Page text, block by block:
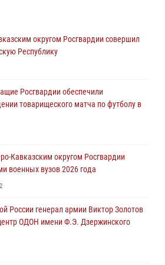
школы
в Калуге
Росгвардии продолжаются мероприятия
1
навыки тактической
округом Росгвардии совершил
Республику
Росгвардии обеспечили
товарищеского матча по футболу в
Кавказским округом Росгвардии
военных вузов 2026 года
2
России генерал армии Виктор Золотов
ОДОН имени Ф.Э. Дзержинского